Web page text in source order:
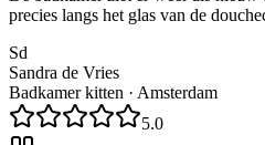
precies langs het glas van de
Sd
Sandra de Vries
Badkamer kitten · Amsterdam
5.0